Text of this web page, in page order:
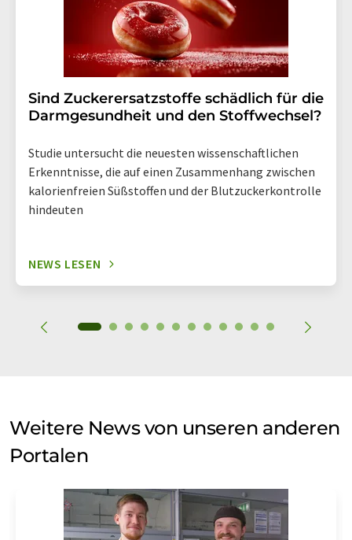
Sind Zuckerersatzstoffe schädlich für die
Darmgesundheit und den Stoffwechsel?
Studie untersucht die neuesten wissenschaftlichen
Erkenntnisse, die auf einen Zusammenhang zwischen
kalorienfreien Süßstoffen und der Blutzuckerkontrolle
hindeuten
NEWS LESEN
Weitere News von unseren anderen
Portalen